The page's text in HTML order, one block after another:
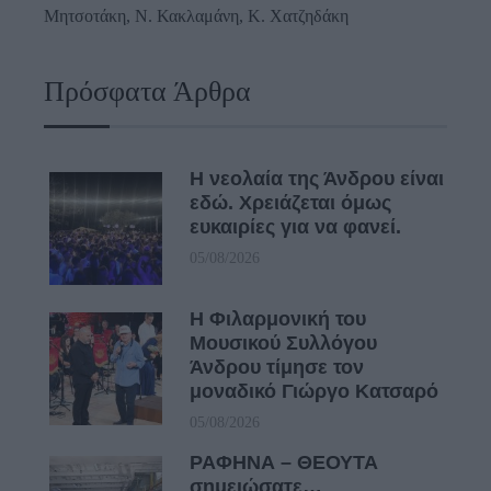
Μητσοτάκη, N. Κακλαμάνη, K. Χατζηδάκη
Πρόσφατα Άρθρα
Η νεολαία της Άνδρου είναι
εδώ. Χρειάζεται όμως
ευκαιρίες για να φανεί.
05/08/2026
Η Φιλαρμονική του
Μουσικού Συλλόγου
Άνδρου τίμησε τον
μοναδικό Γιώργο Κατσαρό
05/08/2026
ΡΑΦΗΝΑ – ΘΕΟΥΤΑ
σημειώσατε…